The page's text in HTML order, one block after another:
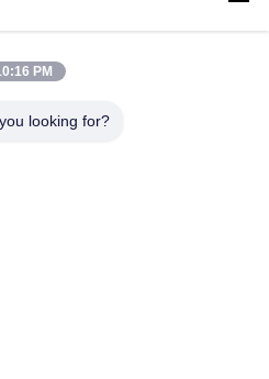
Fordern Sie Ein Zitat
PM
looking for?